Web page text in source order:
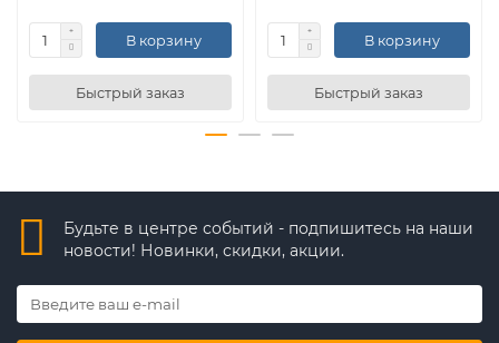
В корзину
Быстрый заказ
В корзину
Быстрый заказ
Будьте в центре событий - подпишитесь на наши
новости! Новинки, скидки, акции.